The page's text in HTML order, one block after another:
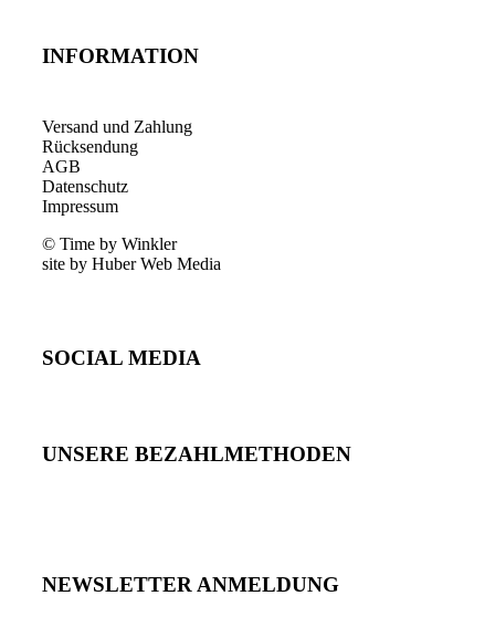
INFORMATION
Versand und Zahlung
Rücksendung
AGB
Datenschutz
Impressum
© Time by Winkler
site by Huber Web Media
SOCIAL MEDIA
UNSERE BEZAHLMETHODEN
NEWSLETTER ANMELDUNG